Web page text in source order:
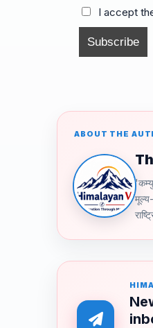
o
k
I accept
ABOUT THE